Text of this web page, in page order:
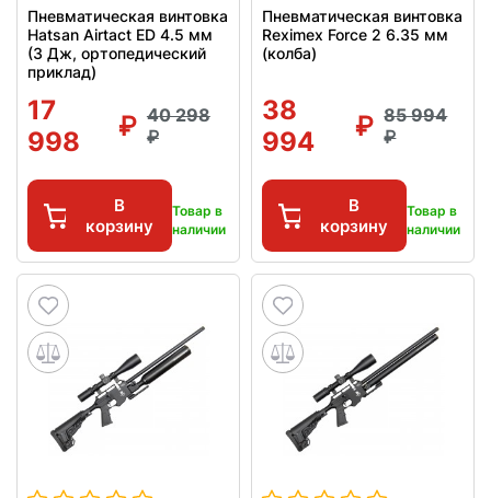
Пневматическая винтовка
Hatsan Airtact ED 4.5 мм
(3 Дж, ортопедический
приклад)
17
998
40 298
В
корзину
Товар в
наличии
Пневматическая винтовка
Reximex Force 2 6.35 мм
(колба)
38
994
85 994
В
корзину
Товар в
наличии